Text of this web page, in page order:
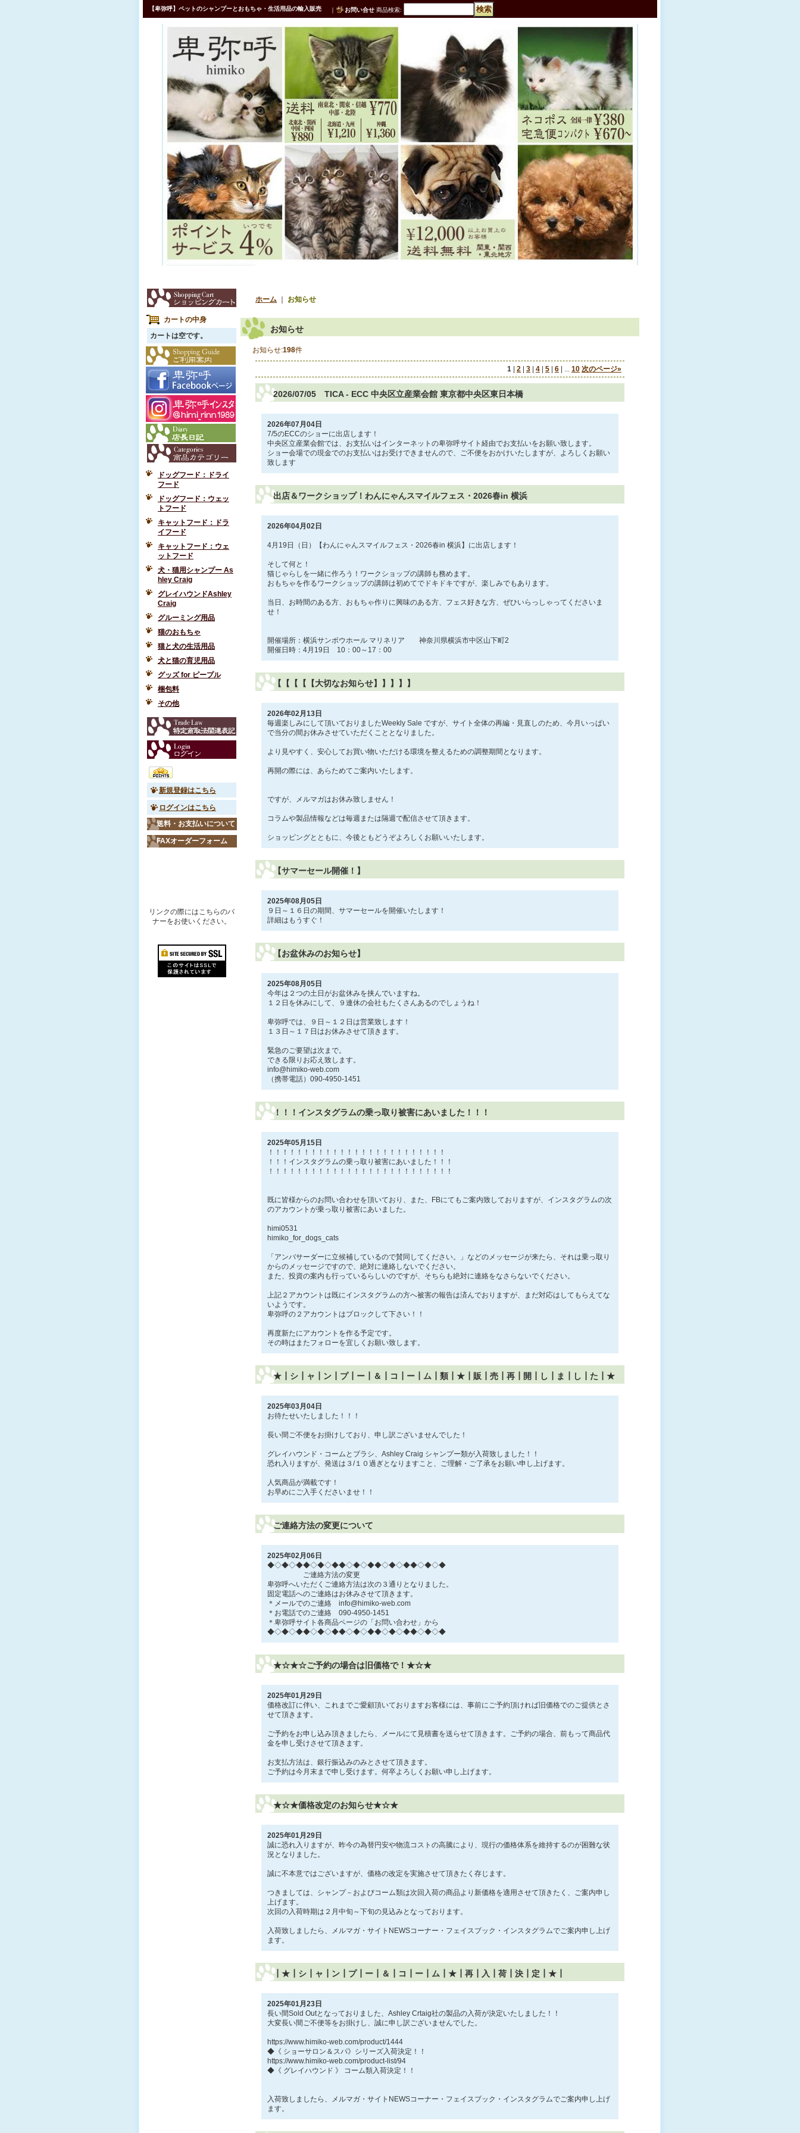
【卑弥呼】ペットのシャンプーとおもちゃ・生活用品の輸入販売 ｜ お問い合せ 商品検索:
カートの中身
カートは空です。
ドッグフード：ドライ
フード
ドッグフード：ウェッ
トフード
キャットフード：ドラ
イフード
キャットフード：ウェ
ットフード
犬・猫用シャンプー As
hley Craig
グレイハウンドAshley
Craig
グルーミング用品
猫のおもちゃ
猫と犬の生活用品
犬と猫の育児用品
グッズ for ピープル
梱包料
その他
新規登録はこちら
ログインはこちら
送料・お支払いについて
FAXオーダーフォーム
リンクの際にはこちらのバ
ナーをお使いください。
ホーム お知らせ
お知らせ
お知らせ:198件
1 2 3 4 5 6 ... 10 次のページ»
2026/07/05 TICA - ECC 中央区立産業会館 東京都中央区東日本橋
2026年07月04日
7/5のECCのショーに出店します！
中央区立産業会館では、お支払いはインターネットの卑弥呼サイト経由でお支払いをお願い致します。
ショー会場での現金でのお支払いはお受けできませんので、ご不便をおかけいたしますが、よろしくお願い
致します
出店＆ワークショップ！わんにゃんスマイルフェス・2026春in 横浜
2026年04月02日
4月19日（日）【わんにゃんスマイルフェス・2026春in 横浜】に出店します！
そして何と！
猫じゃらしを一緒に作ろう！ワークショップの講師も務めます。
おもちゃを作るワークショップの講師は初めてでドキドキですが、楽しみでもあります。
当日、お時間のある方、おもちゃ作りに興味のある方、フェス好きな方、ぜひいらっしゃってくださいま
せ！
開催場所：横浜サンボウホール マリネリア 神奈川県横浜市中区山下町2
開催日時：4月19日 10：00～17：00
【【【【【大切なお知らせ】】】】】
2026年02月13日
毎週楽しみにして頂いておりましたWeekly Sale ですが、サイト全体の再編・見直しのため、今月いっぱい
で当分の間お休みさせていただくこととなりました。
より見やすく、安心してお買い物いただける環境を整えるための調整期間となります。
再開の際には、あらためてご案内いたします。
ですが、メルマガはお休み致しません！
コラムや製品情報などは毎週または隔週で配信させて頂きます。
ショッピングとともに、今後ともどうぞよろしくお願いいたします。
【サマーセール開催！】
2025年08月05日
９日～１６日の期間、サマーセールを開催いたします！
詳細はもうすぐ！
【お盆休みのお知らせ】
2025年08月05日
今年は２つの土日がお盆休みを挟んでいますね。
１２日を休みにして、９連休の会社もたくさんあるのでしょうね！
卑弥呼では、９日～１２日は営業致します！
１３日～１７日はお休みさせて頂きます。
緊急のご要望は次まで。
できる限りお応え致します。
info@himiko-web.com
（携帯電話）090-4950-1451
！！！インスタグラムの乗っ取り被害にあいました！！！
2025年05月15日
！！！！！！！！！！！！！！！！！！！！！！！！！
！！！インスタグラムの乗っ取り被害にあいました！！！
！！！！！！！！！！！！！！！！！！！！！！！！！！
既に皆様からのお問い合わせを頂いており、また、FBにてもご案内致しておりますが、インスタグラムの次
のアカウントが乗っ取り被害にあいました。
himi0531
himiko_for_dogs_cats
「アンバサーダーに立候補しているので賛同してください。」などのメッセージが来たら、それは乗っ取り
からのメッセージですので、絶対に連絡しないでください。
また、投資の案内も行っているらしいのですが、そちらも絶対に連絡をなさらないでください。
上記２アカウントは既にインスタグラムの方へ被害の報告は済んでおりますが、まだ対応はしてもらえてな
いようです。
卑弥呼の２アカウントはブロックして下さい！！
再度新たにアカウントを作る予定です。
その時はまたフォローを宜しくお願い致します。
★┃シ┃ャ┃ン┃プ┃ー┃＆┃コ┃ー┃ム┃類┃★┃販┃売┃再┃開┃し┃ま┃し┃た┃★
2025年03月04日
お待たせいたしました！！！
長い間ご不便をお掛けしており、申し訳ございませんでした！
グレイハウンド・コームとブラシ、Ashley Craig シャンプー類が入荷致しました！！
恐れ入りますが、発送は３/１０過ぎとなりますこと、ご理解・ご了承をお願い申し上げます。
人気商品が満載です！
お早めにご入手くださいませ！！
ご連絡方法の変更について
2025年02月06日
◆◇◆◇◆◆◇◆◇◆◆◇◆◇◆◆◇◆◇◆◆◇◆◇◆
ご連絡方法の変更
卑弥呼へいただくご連絡方法は次の３通りとなりました。
固定電話へのご連絡はお休みさせて頂きます。
＊メールでのご連絡 info@himiko-web.com
＊お電話でのご連絡 090-4950-1451
＊卑弥呼サイト各商品ページの「お問い合わせ」から
◆◇◆◇◆◆◇◆◇◆◆◇◆◇◆◆◇◆◇◆◆◇◆◇◆
★☆★☆ご予約の場合は旧価格で！★☆★
2025年01月29日
価格改訂に伴い、これまでご愛顧頂いておりますお客様には、事前にご予約頂ければ旧価格でのご提供とさ
せて頂きます。
ご予約をお申し込み頂きましたら、メールにて見積書を送らせて頂きます。ご予約の場合、前もって商品代
金を申し受けさせて頂きます。
お支払方法は、銀行振込みのみとさせて頂きます。
ご予約は今月末まで申し受けます。何卒よろしくお願い申し上げます。
★☆★価格改定のお知らせ★☆★
2025年01月29日
誠に恐れ入りますが、昨今の為替円安や物流コストの高騰により、現行の価格体系を維持するのが困難な状
況となりました。
誠に不本意ではございますが、価格の改定を実施させて頂きたく存じます。
つきましては、シャンプ－およびコーム類は次回入荷の商品より新価格を適用させて頂きたく、ご案内申し
上げます。
次回の入荷時期は２月中旬～下旬の見込みとなっております。
入荷致しましたら、メルマガ・サイトNEWSコーナー・フェイスブック・インスタグラムでご案内申し上げ
ます。
┃★┃シ┃ャ┃ン┃プ┃ー┃＆┃コ┃ー┃ム┃★┃再┃入┃荷┃決┃定┃★┃
2025年01月23日
長い間Sold Outとなっておりました、Ashley Crtaig社の製品の入荷が決定いたしました！！
大変長い間ご不便等をお掛けし、誠に申し訳ございませんでした。
https://www.himiko-web.com/product/1444
◆《 ショーサロン＆スパ》シリーズ入荷決定！！
https://www.himiko-web.com/product-list/94
◆《 グレイハウンド 》 コーム類入荷決定！！
入荷致しましたら、メルマガ・サイトNEWSコーナー・フェイスブック・インスタグラムでご案内申し上げ
ます。